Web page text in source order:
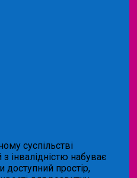
суспільстві
з інвалідністю набуває
простір,